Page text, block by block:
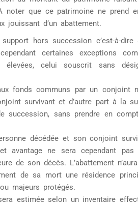
noter que ce patrimoine ne prend
jouissant d’un abattement.
hors succession c’est-à-
certaines exceptions
élevées, celui souscrit sans
fonds communs par un
survivant et d’autre part à la
succession, sans prendre en
décédée et son conjoint
avantage ne sera cependant
de son décès. L’abattement
de sa mort une résidence
majeurs protégés.
estimée selon un inventaire